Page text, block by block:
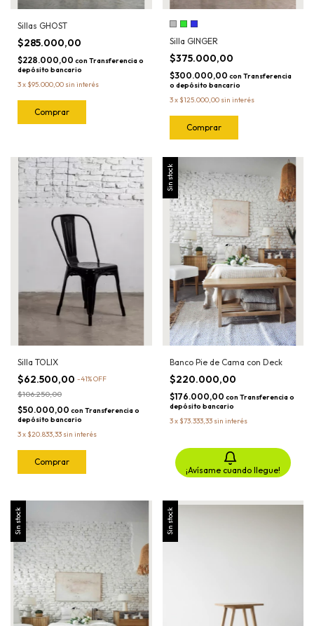
Sillas GHOST
$285.000,00
$228.000,00 con Transferencia o
depósito bancario
3x $95.000,00 sin interés
Silla GINGER
$375.000,00
$300.000,00 con Transferencia
o depósito bancario
3x $125.000,00 sin interés
Comprar
Silla TOLIX
$62.500,00 -41%OFF
$106.250,00
$50.000,00 con Transferencia o
depósito bancario
3x $20.833,33 sin interés
Sin stock
Banco Pie de Cama con Deck
$220.000,00
$176.000,00 con Transferencia o
depósito bancario
3x $73.333,33 sin interés
¡Avísame cuando llegue!
Sin stock Sin stock